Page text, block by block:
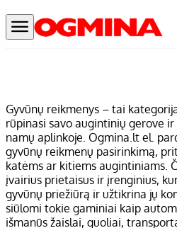
Gyvūnų reikmenys – tai
rūpinasi savo augintinių gerove
namų aplinkoje. Ogmina.lt el.
gyvūnų reikmenų pasirinkimą,
katėms ar kitiems augintiniams.
įvairius prietaisus ir įrenginius,
gyvūnų priežiūrą ir užtikrina jų
siūlomi tokie gaminiai kaip
išmanūs žaislai, guoliai,